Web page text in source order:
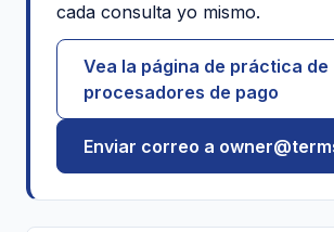
cada consulta yo mismo.
Vea la página de práctica de
procesadores de pago
Enviar correo a